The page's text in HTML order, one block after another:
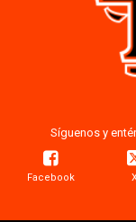
Síguenos y
Facebook